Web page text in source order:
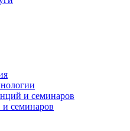
и семинаров
семинаров